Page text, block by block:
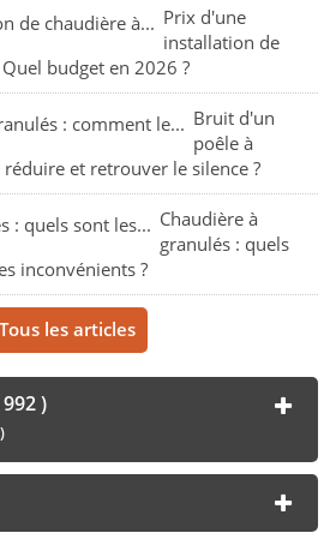
Prix d'une
installation de
budget en 2026 ?
Bruit d'un
poêle à
et retrouver le silence ?
Chaudière à
granulés : quels
inconvénients ?
Tous les articles
)
)